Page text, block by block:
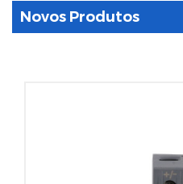
Novos Produtos